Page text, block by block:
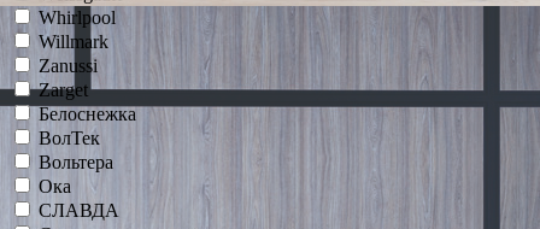
Whirlpool
Willmark
Zanussi
Zarget
Белоснежка
ВолТек
Вольтера
Ока
СЛАВДА